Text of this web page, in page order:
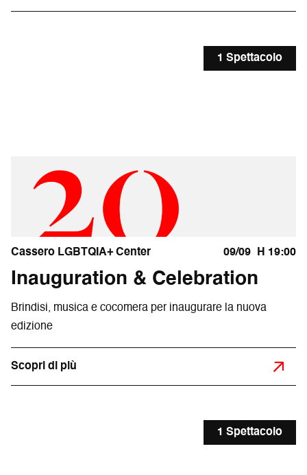
1 Spettacolo
Cassero LGBTQIA+ Center 09/09 H 19:00
Inauguration & Celebration
Brindisi, musica e cocomera per inaugurare la nuova
edizione
Scopri di più
1 Spettacolo